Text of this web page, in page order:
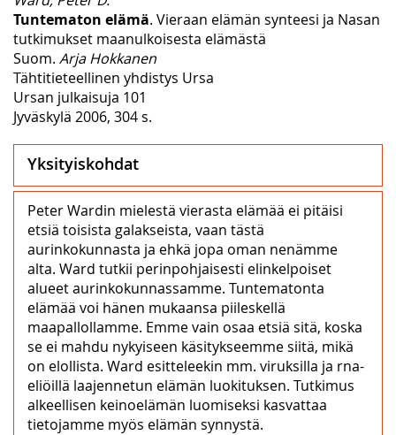
Tuntematon elämä. Vieraan elämän synteesi ja Nasan
tutkimukset maanulkoisesta elämästä
Suom. Arja Hokkanen
Tähtitieteellinen yhdistys Ursa
Ursan julkaisuja 101
Jyväskylä 2006, 304 s.
Yksityiskohdat
Peter Wardin mielestä vierasta elämää ei pitäisi
etsiä toisista galakseista, vaan tästä
aurinkokunnasta ja ehkä jopa oman nenämme
alta. Ward tutkii perinpohjaisesti elinkelpoiset
alueet aurinkokunnassamme. Tuntematonta
elämää voi hänen mukaansa piileskellä
maapallollamme. Emme vain osaa etsiä sitä, koska
se ei mahdu nykyiseen käsitykseemme siitä, mikä
on elollista. Ward esitteleekin mm. viruksilla ja rna-
eliöillä laajennetun elämän luokituksen. Tutkimus
alkeellisen keinoelämän luomiseksi kasvattaa
tietojamme myös elämän synnystä.